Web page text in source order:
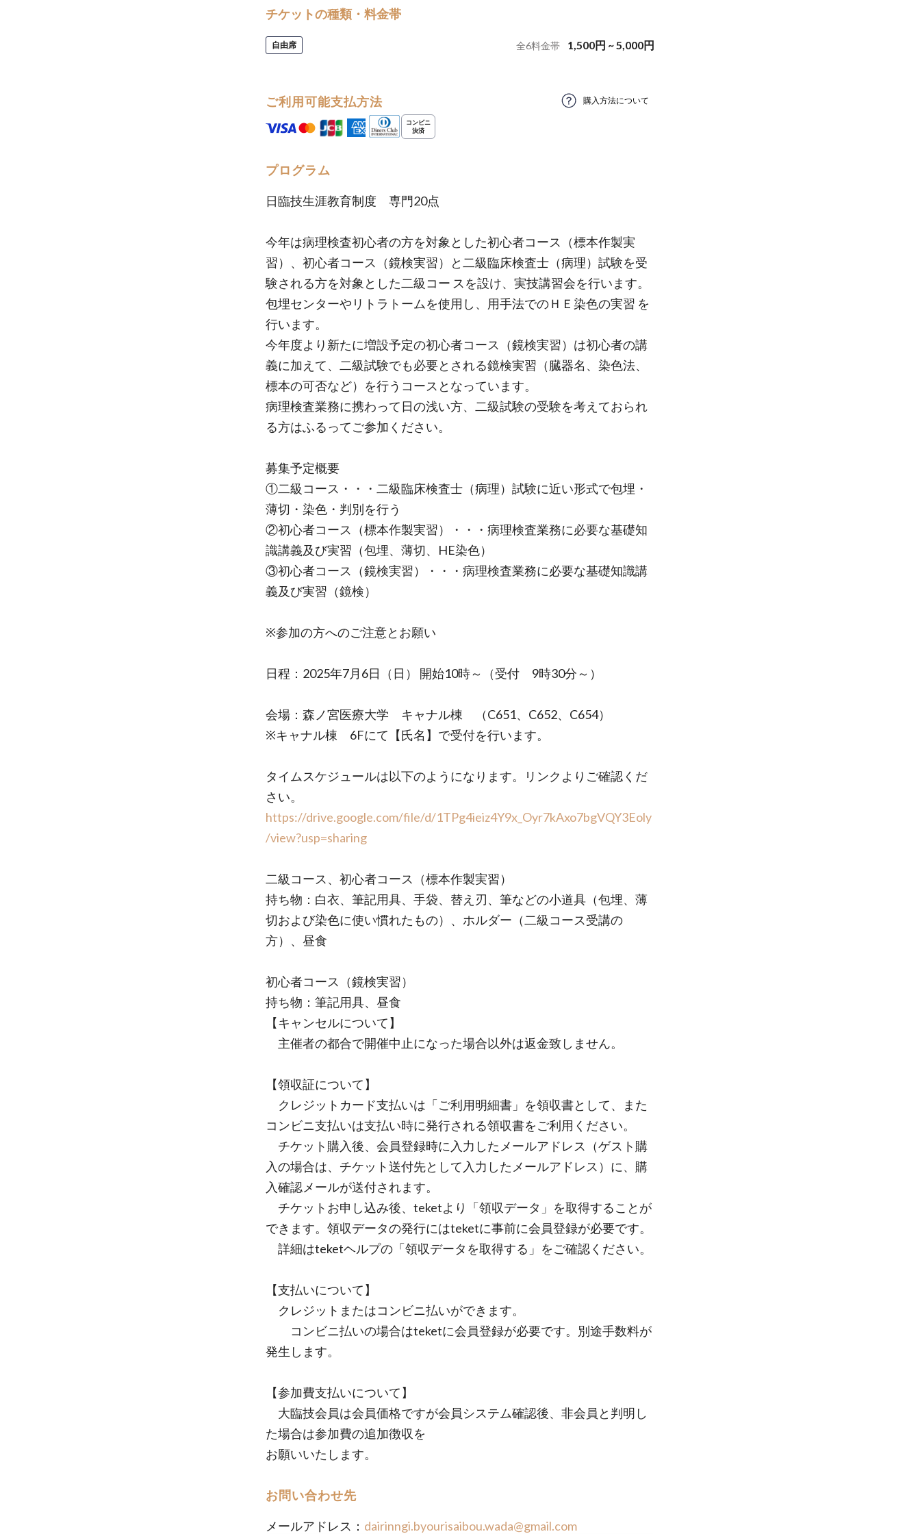
チケットの種類・料金帯
自由席 全6料金帯 1,500円 ~5,000円
ご利用可能支払方法 購入方法について
プログラム
日臨技生涯教育制度 専門20点
今年は病理検査初心者の方を対象とした初心者コース（標本作製実
習）、初心者コース（鏡検実習）と二級臨床検査士（病理）試験を受
験される方を対象とした二級コー スを設け、実技講習会を行います。
包埋センターやリトラトームを使用し、用手法でのＨＥ染色の実習 を
行います。
今年度より新たに増設予定の初心者コース（鏡検実習）は初心者の講
義に加えて、二級試験でも必要とされる鏡検実習（臓器名、染色法、
標本の可否など）を行うコースとなっています。
病理検査業務に携わって日の浅い方、二級試験の受験を考えておられ
る方はふるってご参加ください。
募集予定概要
①二級コース・・・二級臨床検査士（病理）試験に近い形式で包埋・
薄切・染色・判別を行う
②初心者コース（標本作製実習）・・・病理検査業務に必要な基礎知
識講義及び実習（包埋、薄切、HE染色）
③初心者コース（鏡検実習）・・・病理検査業務に必要な基礎知識講
義及び実習（鏡検）
※参加の方へのご注意とお願い
日程：2025年7月6日（日） 開始10時～（受付 9時30分～）
会場：森ノ宮医療大学 キャナル棟 （C651、C652、C654）
※キャナル棟 6Fにて【氏名】で受付を行います。
タイムスケジュールは以下のようになります。リンクよりご確認くだ
さい。
https://drive.google.com/file/d/1TPg4ieiz4Y9x_Oyr7kAxo7bgVQY3Eoly
/view?usp=sharing
二級コース、初心者コース（標本作製実習）
持ち物：白衣、筆記用具、手袋、替え刃、筆などの小道具（包埋、薄
切および染色に使い慣れたもの）、ホルダー（二級コース受講の
方）、昼食
初心者コース（鏡検実習）
持ち物：筆記用具、昼食
【キャンセルについて】
主催者の都合で開催中止になった場合以外は返金致しません。
【領収証について】
クレジットカード支払いは「ご利用明細書」を領収書として、また
コンビニ支払いは支払い時に発行される領収書をご利用ください。
チケット購入後、会員登録時に入力したメールアドレス（ゲスト購
入の場合は、チケット送付先として入力したメールアドレス）に、購
入確認メールが送付されます。
チケットお申し込み後、teketより「領収データ」を取得することが
できます。領収データの発行にはteketに事前に会員登録が必要です。
詳細はteketヘルプの「領収データを取得する」をご確認ください。
【支払いについて】
クレジットまたはコンビニ払いができます。
コンビニ払いの場合はteketに会員登録が必要です。別途手数料が
発生します。
【参加費支払いについて】
大臨技会員は会員価格ですが会員システム確認後、非会員と判明し
た場合は参加費の追加徴収を
お願いいたします。
お問い合わせ先
メールアドレス： dairinngi.byourisaibou.wada@gmail.com